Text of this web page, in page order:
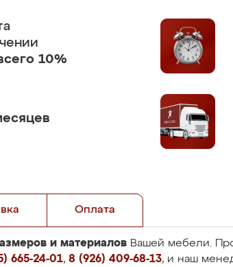
10%
Оплата
и материалов Вашей мебели.
665-24-01, 8 (926) 409-68-13, и наш